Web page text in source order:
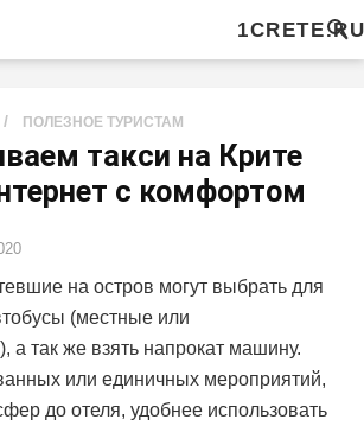
/ ПОЛЕЗНОЕ ТУРИСТАМ
такси на Крите
с комфортом
на остров могут выбрать для
(местные или
а так же взять напрокат машину.
или единичных мероприятий,
до отеля, удобнее использовать